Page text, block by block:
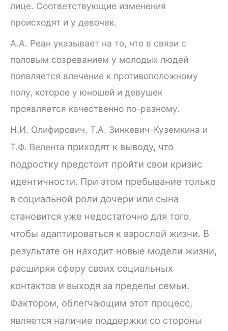
лице. Соответствующие изменения
происходят и у девочек.
А.А. Реан указывает на то, что в связи с
половым созреванием у молодых людей
появляется влечение к противоположному
полу, которое у юношей и девушек
проявляется качественно по-разному.
Н.И. Олифирович, Т.А. Зинкевич-Куземкина и
Т.Ф. Велента приходят к выводу, что
подростку предстоит пройти свои кризис
идентичности. При этом пребывание только
в социальной роли дочери или сына
становится уже недостаточно для того,
чтобы адаптироваться к взрослой жизни. В
результате он находит новые модели жизни,
расширяя сферу своих социальных
контактов и выходя за пределы семьи.
Фактором, облегчающим этот процесс,
является наличие поддержки со стороны